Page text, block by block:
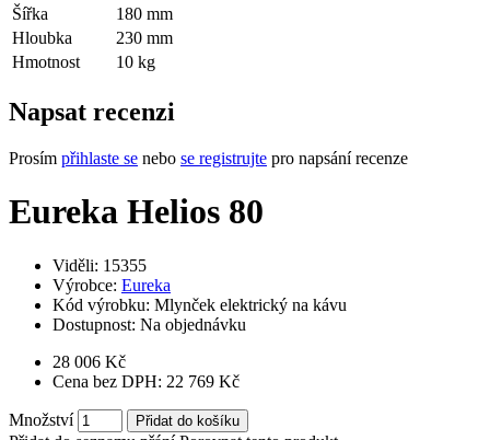
Šířka
180 mm
Hloubka
230 mm
Hmotnost
10 kg
Napsat recenzi
Prosím přihlaste se nebo se registrujte pro napsání recenze
Eureka Helios 80
Viděli: 15355
Výrobce: Eureka
Kód výrobku: Mlynček elektrický na kávu
Dostupnost: Na objednávku
28 006 Kč
Cena bez DPH: 22 769 Kč
Množství Přidat do košíku